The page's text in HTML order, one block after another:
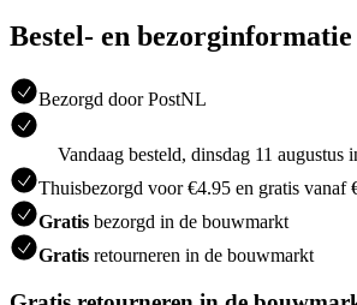
Bestel- en bezorginformatie
Bezorgd door PostNL
Vandaag besteld, dinsdag 11 augustus
Thuisbezorgd voor €4.95 en gratis vanaf
Gratis bezorgd in de bouwmarkt
Gratis retourneren in de bouwmarkt